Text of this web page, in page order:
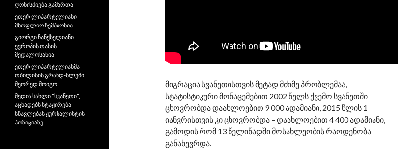
მიგრაცია სვანეთისთვის მეტად მძიმე პრობლემაა,
სტატისტიკური მონაცემებით 2002 წელს ქვემო სვანეთში
ცხოვრობდა დაახლოებით 9 000 ადამიანი, 2015 წლის 1
იანვრისთვის კი ცხოვრობდა – დაახლოებით 4 400 ადამიანი,
გამოდის რომ 13 წელიწადში მოსახლეობის რაოდენობა
განახევრდა.
ღონისძიება გამართა
ეთერ ლიპარტელიანი
მსოფლიო ჩემპიონია
გიორგი ჩანქსელიანი
ევროპის თასის
მედალოსანია
ეთერ ლიპარტელიანმა
თბილისის გრანდ-სლემი
მეორედ მოიგო
მედია სახლი “სვანეთი“,
აცხადებს სტაჟირება-
სწავლებას ჟურნალისტის
პოზიციაზე